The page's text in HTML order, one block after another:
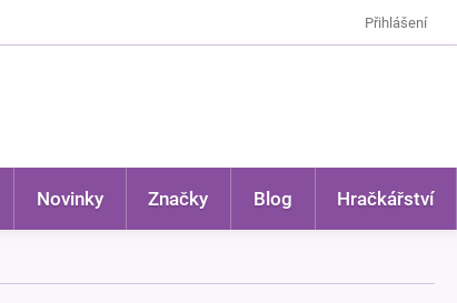
Přihlášení
Novinky Značky Blog Hračkářství